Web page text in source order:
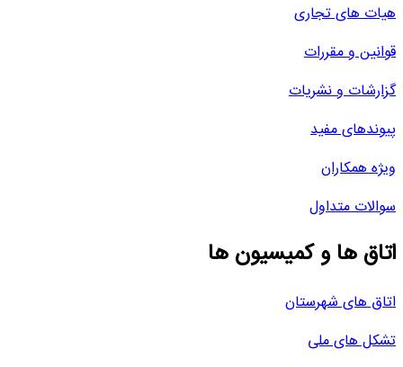
هیات های تجاری
قوانین و مقررات
گزارشات و نشریات
پیوندهای مفید
ویژه همکاران
سوالات متداول
اتاق ها و کمیسیون ها
اتاق های شهرستان
تشکل های ملی